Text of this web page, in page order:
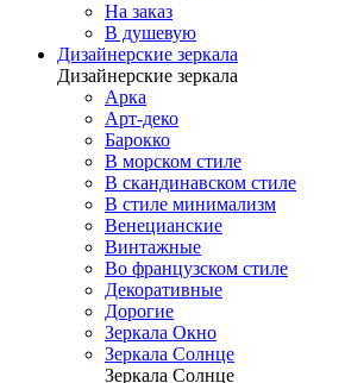
На заказ
В душевую
Дизайнерские зеркала
Дизайнерские зеркала
Арка
Арт-деко
Барокко
В морском стиле
В скандинавском стиле
В стиле минимализм
Венецианские
Винтажные
Во французском стиле
Декоративные
Дорогие
Зеркала Окно
Зеркала Солнце
Зеркала Солнце